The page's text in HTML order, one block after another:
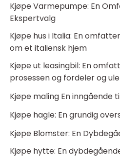
Kjøpe Varmepumpe: En
Ekspertvalg
Kjøpe hus i Italia: En
om et italiensk hjem
Kjøpe ut leasingbil: En
prosessen og fordeler og
Kjøpe maling En inngående
Kjøpe hagle: En grundig
Kjøpe Blomster: En
Kjøpe hytte: En